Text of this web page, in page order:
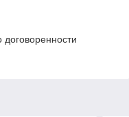
договоренности